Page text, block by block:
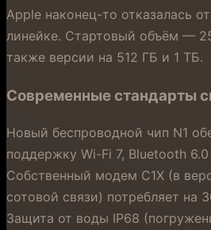
Apple наконец-то отказалась
линейке. Стартовый объём —
также версии на 512 ГБ и 1 ТБ.
Современные стандарты
Новый беспроводной чип N1
поддержку Wi-Fi 7, Bluetooth
Собственный модем C1X (в
сотовой связи) потребляет на
Защита от воды IP68